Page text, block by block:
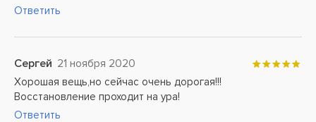
Ответить
Сергей 21 ноября 2020
Хорошая вещь,но сейчас очень дорогая!!!
Восстановление проходит на ура!
Ответить